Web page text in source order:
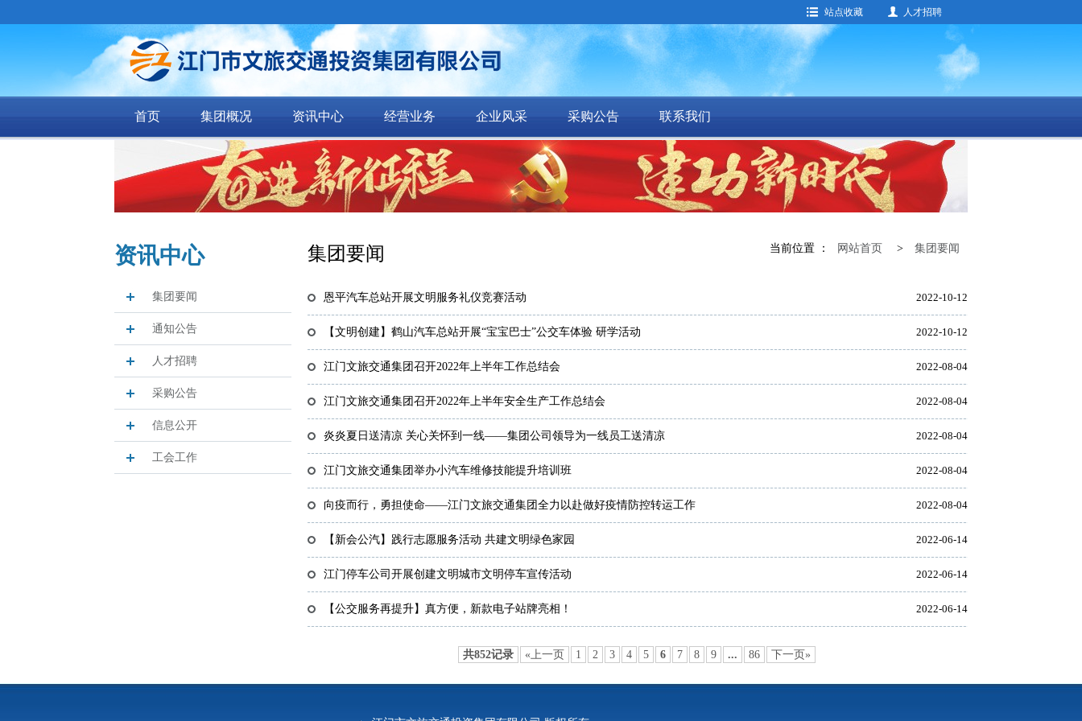
站点收藏 人才招聘
首页 集团概况 资讯中心 经营业务 企业风采 采购公告 联系我们
资讯中心
集团要闻
通知公告
人才招聘
采购公告
信息公开
工会工作
当前位置 ： 网站首页 > 集团要闻
集团要闻
2022-10-12
恩平汽车总站开展文明服务礼仪竞赛活动
2022-10-12
【文明创建】鹤山汽车总站开展“宝宝巴士”公交车体验 研学活动
2022-08-04
江门文旅交通集团召开2022年上半年工作总结会
2022-08-04
江门文旅交通集团召开2022年上半年安全生产工作总结会
2022-08-04
炎炎夏日送清凉 关心关怀到一线——集团公司领导为一线员工送清凉
2022-08-04
江门文旅交通集团举办小汽车维修技能提升培训班
2022-08-04
向疫而行，勇担使命——江门文旅交通集团全力以赴做好疫情防控转运工作
2022-06-14
【新会公汽】践行志愿服务活动 共建文明绿色家园
2022-06-14
江门停车公司开展创建文明城市文明停车宣传活动
2022-06-14
【公交服务再提升】真方便，新款电子站牌亮相！
共852记录 «上一页 1 2 3 4 5 6 7 8 9 ... 86 下一页»